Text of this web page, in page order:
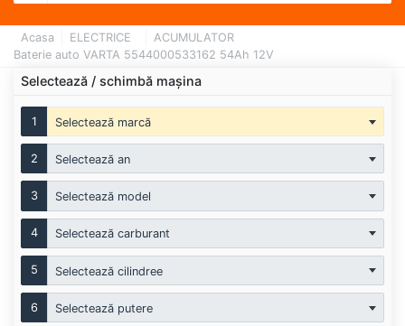
Acasa ELECTRICE
ACUMULATOR
Baterie auto VARTA 5544000533162 54Ah 12V
Selectează / schimbă mașina
1 Selectează marcă
2 Selectează an
3 Selectează model
4 Selectează carburant
5 Selectează cilindree
6 Selectează putere